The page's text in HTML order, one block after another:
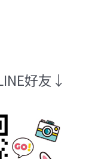
好友↓